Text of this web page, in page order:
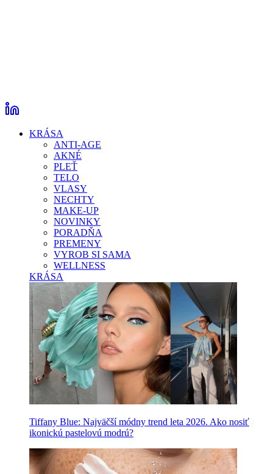
KRÁSA
ANTI-AGE
AKNÉ
PLEŤ
TELO
VLASY
NECHTY
MAKE-UP
NOVINKY
PORADŇA
PREMENY
VYROB SI SAMA
WELLNESS
KRÁSA
Tiffany Blue: Najväčší módny trend leta 2026. Ako nosiť
ikonickú pastelovú modrú?